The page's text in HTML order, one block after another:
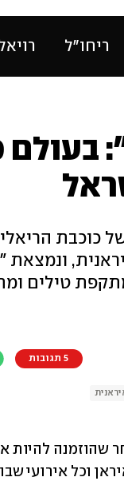
ריחו״ל
כוכבת
ונמצאת
טילים
5 תגובות